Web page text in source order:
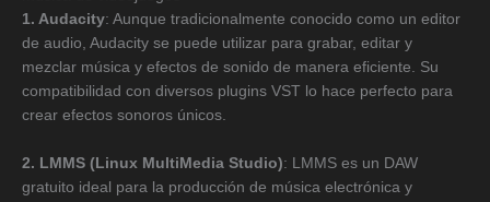
1. Audacity: Aunque tradicionalmente conocido como un editor
de audio, Audacity se puede utilizar para grabar, editar y
mezclar música y efectos de sonido de manera eficiente. Su
compatibilidad con diversos plugins VST lo hace perfecto para
crear efectos sonoros únicos.
2. LMMS (Linux MultiMedia Studio): LMMS es un DAW
gratuito ideal para la producción de música electrónica y